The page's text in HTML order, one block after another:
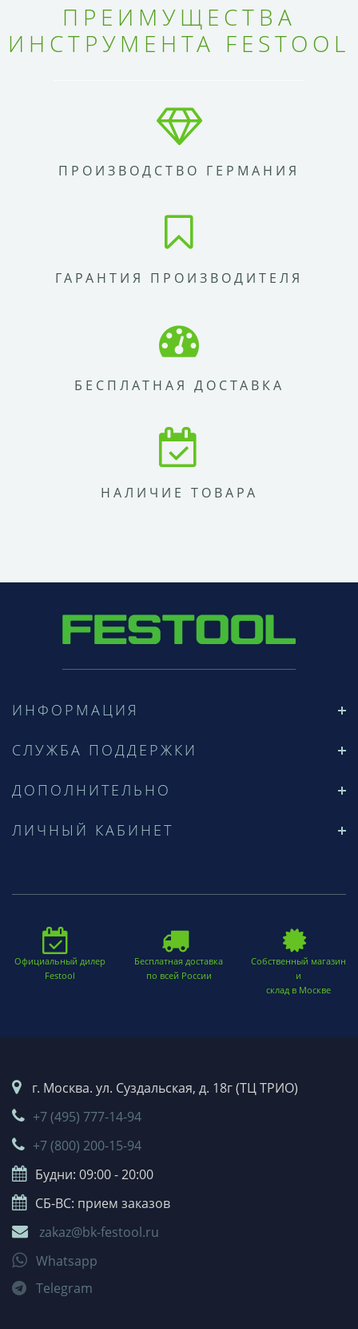
ПРЕИМУЩЕСТВА
ИНСТРУМЕНТА FESTOOL
ПРОИЗВОДСТВО ГЕРМАНИЯ
ГАРАНТИЯ ПРОИЗВОДИТЕЛЯ
БЕСПЛАТНАЯ ДОСТАВКА
НАЛИЧИЕ ТОВАРА
ИНФОРМАЦИЯ
СЛУЖБА ПОДДЕРЖКИ
ДОПОЛНИТЕЛЬНО
ЛИЧНЫЙ КАБИНЕТ
Официальный дилер
Festool
Бесплатная доставка
по всей России
Собственный магазин
и
склад в Москве
г. Москва. ул. Суздальская, д. 18г (ТЦ ТРИО)
+7 (495) 777-14-94
+7 (800) 200-15-94
Будни: 09:00 - 20:00
СБ-ВС: прием заказов
zakaz@bk-festool.ru
Whatsapp
Telegram